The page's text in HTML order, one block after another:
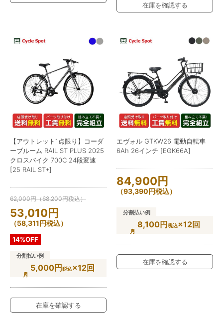
在庫を確認する
【アウトレット1点限り】コーダ
ーブルーム RAIL ST PLUS 2025
クロスバイク 700C 24段変速
[25 RAIL ST+]
62,000円（68,200円税込）
53,010円
（58,311円税込）
14%OFF
分割払い例
5,000円税込×12回
在庫を確認する
エヴォル GTKW26 電動自転車
6Ah 26インチ [EGK66A]
84,900円
（93,390円税込）
分割払い例
8,100円税込×12回
在庫を確認する